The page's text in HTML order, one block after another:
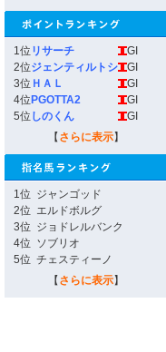
1位 リサーチ
GI
2位ジェンティルトシ
GI
3位 ＨＡＬ
GI
4位 PGOTTA2
GI
5位 しのくん
GI
【 さらに表示】
1位 ジャンゴッド
2位 エルドボルグ
3位 ジョドレルバンク
4位 ソブリオ
5位 チェスティーノ
【 さらに表示】